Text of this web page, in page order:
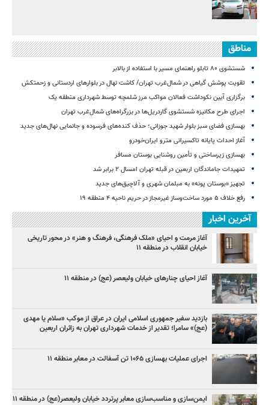
مناطق
شستشوی ۸۰ تابلو راهنمای مسیر با استفاده از بالابر
تقویت پوشش گیاهی در شمال‌غرب تهران/ کاشت نهال در بلوارهای اردستانی و زحمتکش
برگزاری آیین نکوداشت فعالان مواکب مرز شلمچه توسط شهرداری منطقه یک
اجرای طرح مکانیزه شستشوی گاردریل‌ها در بزرگراه‌های شمال‌غرب تهران
بهسازی فضای سبز بلوار شهید جوزانی؛ حذف کنده‌های فرسوده و جانمایی نهال‌های جدید
آغاز احداث پایانه تاکسیرانی مترو ایران‌خودرو
بهسازی زیرساختی و تأمین روشنایی بوستان مسافر
تمهیدات جاماندگان اربعین در قبله تهران امسال ۲ برابر شد
تجهیز «بوستان پونه» به مبلمان شهری و آلاچیق‌های جدید
رفع خلاف ۵ مورد ساخت‌وساز غیرمجاز در حریم ناحیه ۴ منطقه ۱۹
آخرین اخبار
آغاز مرمت و احیای «ملک فرهنگی، فرهنگ و هنر» در محور تاریخی
خیابان انقلاب در منطقه ۱۱
آغاز احیای چنارهای خیابان ولیعصر (عج) در منطقه ۱۱
بازدید سفیر جمهوری اسلامی ایران در عراق از موکب «سلام یا مهدی
(عج)» سامرا؛ تقدیر از خدمات شهرداری تهران به زائران اربعین
اجرای عملیات بهسازی ۱۰۶۵ تن آسفالت در معابر منطقه ۱۱
ایمن‌سازی و مناسب‌سازی معابر پرتردد خیابان ولیعصر(عج) در منطقه ۱۱